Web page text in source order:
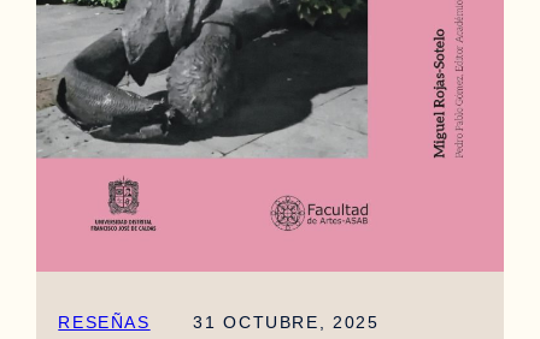
RESEÑAS 31 OCTUBRE, 2025